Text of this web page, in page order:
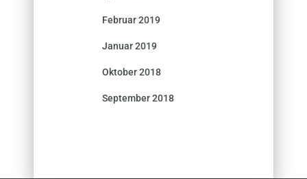
Februar 2019
Januar 2019
Oktober 2018
September 2018